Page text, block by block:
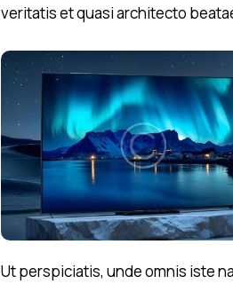
veritatis et quasi architecto
Ut perspiciatis, unde omnis iste